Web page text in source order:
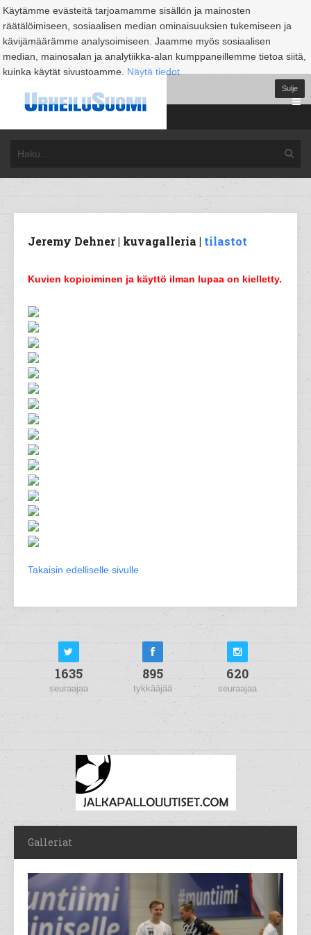
Käytämme evästeitä tarjoamamme sisällön ja mainosten
räätälöimiseen, sosiaalisen median ominaisuuksien tukemiseen ja
kävijämäärämme analysoimiseen. Jaamme myös sosiaalisen
median, mainosalan ja analytiikka-alan kumppaneillemme tietoa siitä,
kuinka käytät sivustoamme. Näytä tiedot
Sulje
Jeremy Dehner | kuvagalleria | tilastot
Kuvien kopioiminen ja käyttö ilman lupaa on kielletty.
Takaisin edelliselle sivulle
1635
seuraajaa
895
tykkääjää
620
seuraajaa
Galleriat